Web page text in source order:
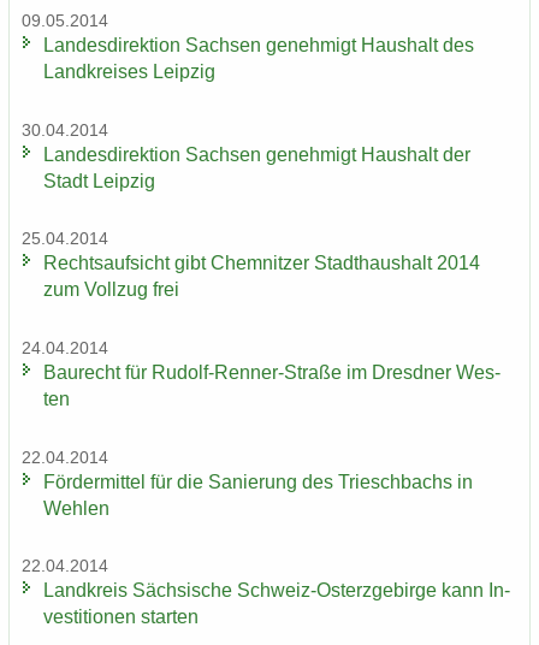
09.05.2014
Lan­des­di­rek­ti­on Sach­sen ge­neh­migt Haus­halt des
Land­krei­ses Leip­zig
30.04.2014
Lan­des­di­rek­ti­on Sach­sen ge­neh­migt Haus­halt der
Stadt Leip­zig
25.04.2014
Rechts­auf­sicht gibt Chem­nit­zer Stadt­haus­halt 2014
zum Voll­zug frei
24.04.2014
Bau­recht für Rudolf-​Renner-Straße im Dresd­ner Wes­
ten
22.04.2014
För­der­mit­tel für die Sa­nie­rung des Tri­esch­bachs in
Weh­len
22.04.2014
Land­kreis Säch­si­sche Schweiz-​Osterzgebirge kann In­
ves­ti­tio­nen star­ten